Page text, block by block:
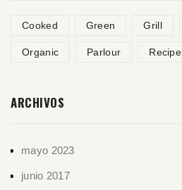
Cooked Green Grill
Organic Parlour Recipe
ARCHIVOS
mayo 2023
junio 2017